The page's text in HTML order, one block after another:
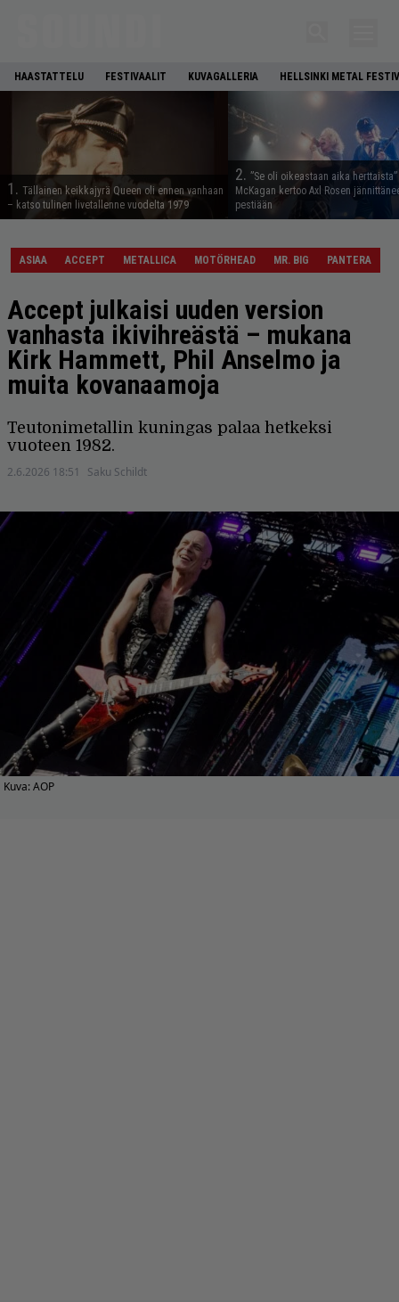
HAASTATTELU FESTIVAALIT KUVAGALLERIA HELLSINKI METAL
1. Tällainen keikkajyrä Queen oli ennen vanhaan
– katso tulinen livetallenne vuodelta 1979
2. ”Se oli oikeastaan aika
McKagan kertoo Axl Rosen
pestiään
ASIAA ACCEPT METALLICA MOTÖRHEAD MR. BIG PANTERA
Accept julkaisi uuden version
vanhasta ikivihreästä – mukana
Kirk Hammett, Phil Anselmo ja
muita kovanaamoja
Teutonimetallin kuningas palaa hetkeksi
vuoteen 1982.
2.6.2026 18:51 Saku Schildt
Kuva: AOP